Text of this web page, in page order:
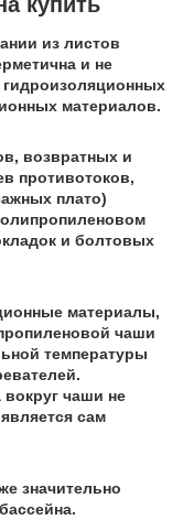
из листов
и не
материалов.
возвратных и
противотоков,
плато)
и болтовых
материалы,
чаши
температуры
вокруг чаши не
сам
значительно